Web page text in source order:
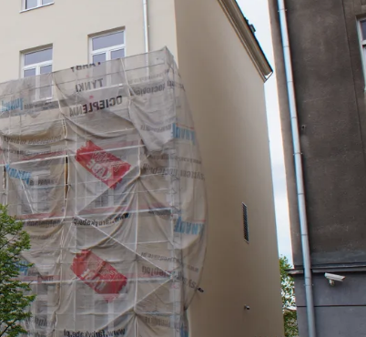
Lublin
Szczecin
Kontakt